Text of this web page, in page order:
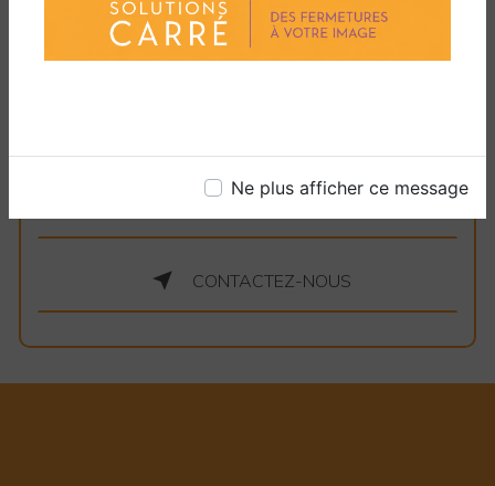
Ne plus afficher ce message
de nous le choix idéal pour résoudre tous vos
problèmes de portail. Contactez-nous dès
aujourd'hui pour une assistance rapide et fiable.
EN SAVOIR PLUS
CONTACTEZ-NOUS